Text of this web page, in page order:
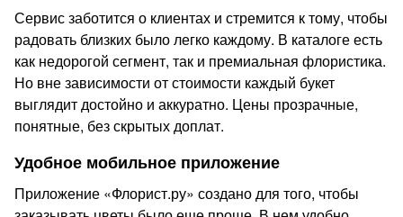
Сервис заботится о клиентах и стремится к тому, чтобы
радовать близких было легко каждому. В каталоге есть
как недорогой сегмент, так и премиальная флористика.
Но вне зависимости от стоимости каждый букет
выглядит достойно и аккуратно. Цены прозрачные,
понятные, без скрытых доплат.
Удобное мобильное приложение
Приложение «Флорист.ру» создано для того, чтобы